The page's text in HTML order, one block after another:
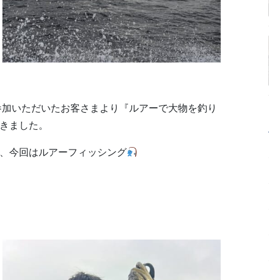
いただいたお客さまより『ルアーで大物を釣り
ました。
今回はルアーフィッシング